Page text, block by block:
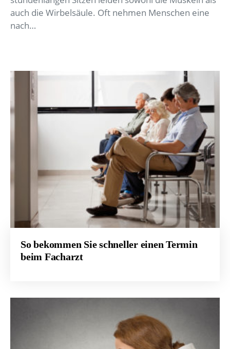
auch die Wirbelsäule. Oft nehmen Menschen eine
nach…
So bekommen Sie schneller einen Termin
beim Facharzt